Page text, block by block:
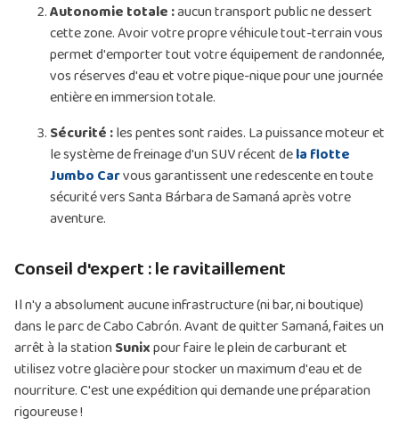
Autonomie totale :aucun transport public ne dessert
cette zone. Avoir votre propre véhicule tout-terrain vous
permet d'emporter tout votre équipement de randonnée,
vos réserves d'eau et votre pique-nique pour une journée
entière en immersion totale.
Sécurité :les pentes sont raides. La puissance moteur et
le système de freinage d'un SUV récent dela flotte
Jumbo Carvous garantissent une redescente en toute
sécurité vers Santa Bárbara de Samaná après votre
aventure.
Conseil d'expert : le ravitaillement
Il n'y a absolument aucune infrastructure (ni bar, ni boutique)
dans le parc de Cabo Cabrón. Avant de quitter Samaná, faites un
arrêt à la station Sunixpour faire le plein de carburant et
utilisez votre glacière pour stocker un maximum d'eau et de
nourriture. C'est une expédition qui demande une préparation
rigoureuse !